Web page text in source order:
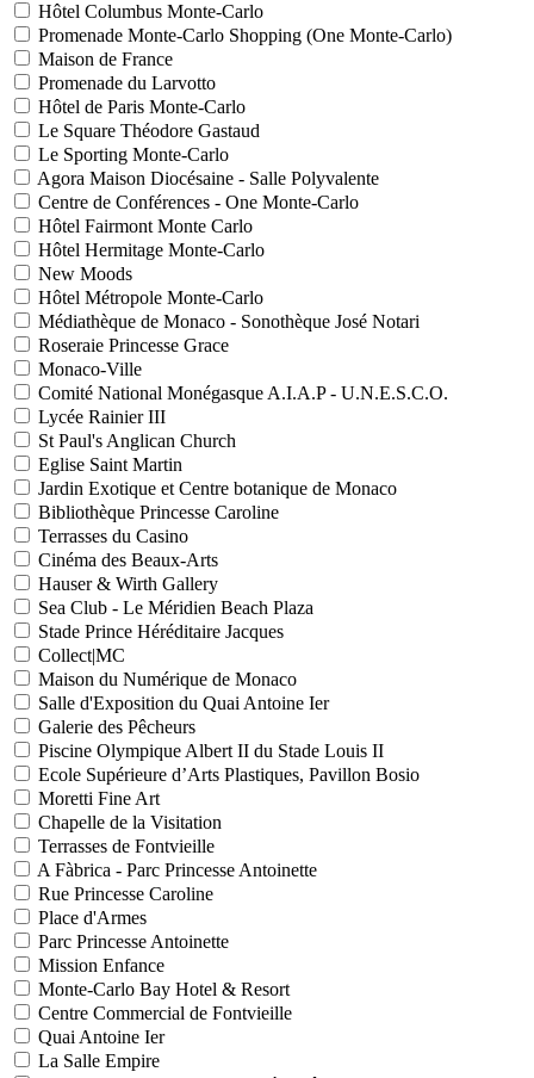
Hôtel Columbus Monte-Carlo
Promenade Monte-Carlo Shopping (One Monte-Carlo)
Maison de France
Promenade du Larvotto
Hôtel de Paris Monte-Carlo
Le Square Théodore Gastaud
Le Sporting Monte-Carlo
Agora Maison Diocésaine - Salle Polyvalente
Centre de Conférences - One Monte-Carlo
Hôtel Fairmont Monte Carlo
Hôtel Hermitage Monte-Carlo
New Moods
Hôtel Métropole Monte-Carlo
Médiathèque de Monaco - Sonothèque José Notari
Roseraie Princesse Grace
Monaco-Ville
Comité National Monégasque A.I.A.P - U.N.E.S.C.O.
Lycée Rainier III
St Paul's Anglican Church
Eglise Saint Martin
Jardin Exotique et Centre botanique de Monaco
Bibliothèque Princesse Caroline
Terrasses du Casino
Cinéma des Beaux-Arts
Hauser & Wirth Gallery
Sea Club - Le Méridien Beach Plaza
Stade Prince Héréditaire Jacques
Collect|MC
Maison du Numérique de Monaco
Salle d'Exposition du Quai Antoine Ier
Galerie des Pêcheurs
Piscine Olympique Albert II du Stade Louis II
Ecole Supérieure d’Arts Plastiques, Pavillon Bosio
Moretti Fine Art
Chapelle de la Visitation
Terrasses de Fontvieille
A Fàbrica - Parc Princesse Antoinette
Rue Princesse Caroline
Place d'Armes
Parc Princesse Antoinette
Mission Enfance
Monte-Carlo Bay Hotel & Resort
Centre Commercial de Fontvieille
Quai Antoine Ier
La Salle Empire